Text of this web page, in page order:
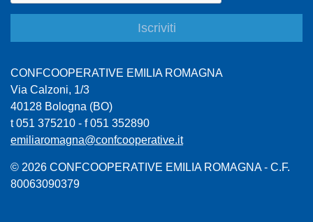
CONFCOOPERATIVE EMILIA ROMAGNA
Via Calzoni, 1/3
40128 Bologna (BO)
t 051 375210 - f 051 352890
emiliaromagna@confcooperative.it
© 2026 CONFCOOPERATIVE EMILIA ROMAGNA - C.F.
80063090379